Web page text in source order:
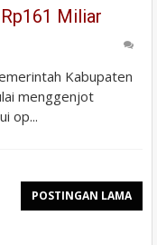
Miliar
Kabupaten
menggenjot
op...
POSTINGAN LAMA